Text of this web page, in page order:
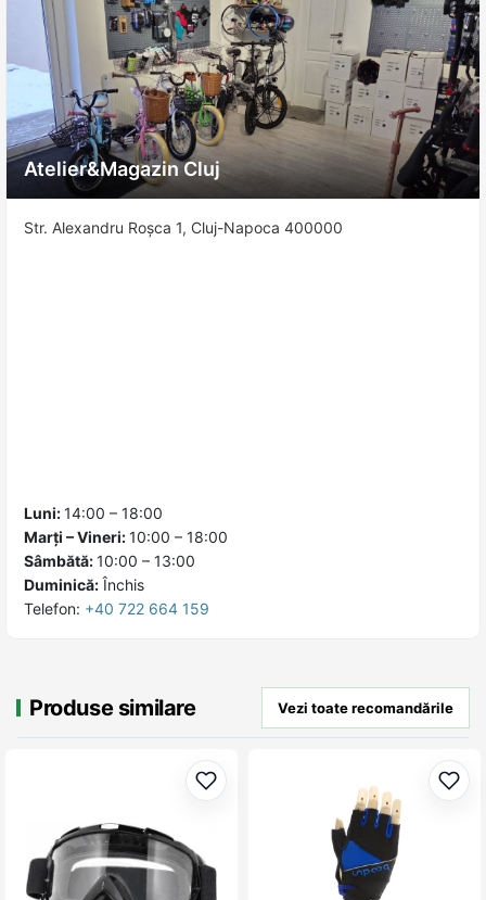
Atelier&Magazin Cluj
Str. Alexandru Roșca 1, Cluj-Napoca 400000
Luni:14:00 – 18:00
Marți – Vineri:10:00 – 18:00
Sâmbătă:10:00 – 13:00
Duminică: Închis
Telefon: +40 722 664 159
Produse similare Vezi toate recomandările
Adaugă la favorite